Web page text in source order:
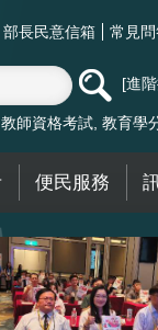
部長民意信箱 常見
進
教師資格考試 教育學
便民服務